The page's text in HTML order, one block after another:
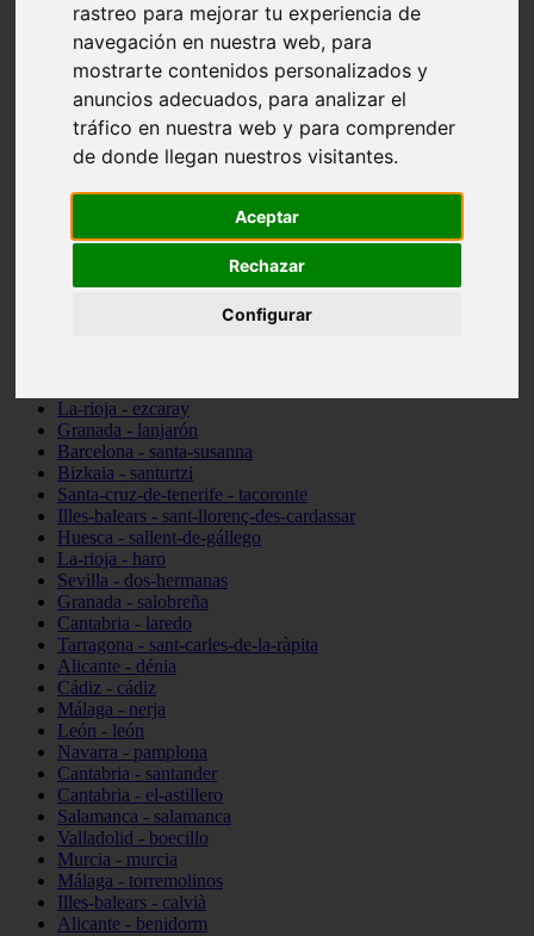
rastreo para mejorar tu experiencia de
navegación en nuestra web, para
mostrarte contenidos personalizados y
anuncios adecuados, para analizar el
tráfico en nuestra web y para comprender
de donde llegan nuestros visitantes.
Aceptar
Rechazar
Configurar
Huesca - isábena
Huesca - alquézar
Huesca - castejón-de-sos
Sevilla - marinaleda
Córdoba - almedinilla
Navarra - zangoza
Cantabria - arenas-de-iguña
Barcelona - la-pobla-de-lillet
Las-palmas - yaiza
Valladolid - fuensaldaña
La-rioja - ezcaray
Granada - lanjarón
Barcelona - santa-susanna
Bizkaia - santurtzi
Santa-cruz-de-tenerife - tacoronte
Illes-balears - sant-llorenç-des-cardassar
Huesca - sallent-de-gállego
La-rioja - haro
Sevilla - dos-hermanas
Granada - salobreña
Cantabria - laredo
Tarragona - sant-carles-de-la-ràpita
Alicante - dénia
Cádiz - cádiz
Málaga - nerja
León - león
Navarra - pamplona
Cantabria - santander
Cantabria - el-astillero
Salamanca - salamanca
Valladolid - boecillo
Murcia - murcia
Málaga - torremolinos
Illes-balears - calvià
Alicante - benidorm